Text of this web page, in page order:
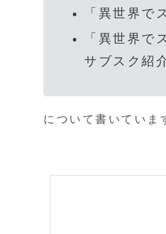
「異世界で
「異世界で
サブスク紹
について書いていま